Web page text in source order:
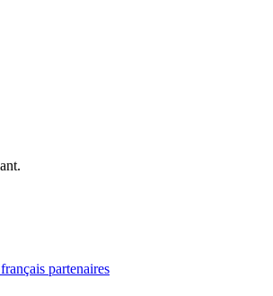
partenaires